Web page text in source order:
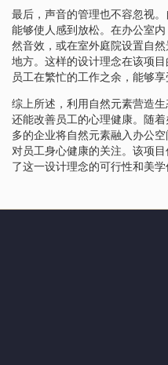
最后，声音的管理也不容忽视
能够使人感到放松。在办公室
然音效，或在室外庭院设置自
地方。这样的设计理念在该项
员工在繁忙的工作之余，能够享
综上所述，利用自然元素营造
还能改善员工的心理健康。随
多的企业将自然元素融入办公
对员工身心健康的关注。该项
了这一设计理念的可行性和美学